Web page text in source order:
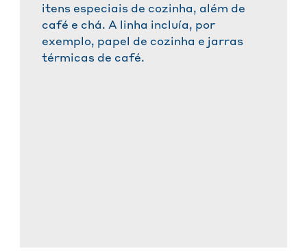
itens especiais de cozinha, além de
café e chá. A linha incluía, por
exemplo, papel de cozinha e jarras
térmicas de café.